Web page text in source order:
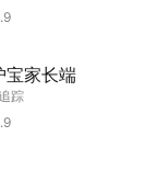
宝家长端
踪